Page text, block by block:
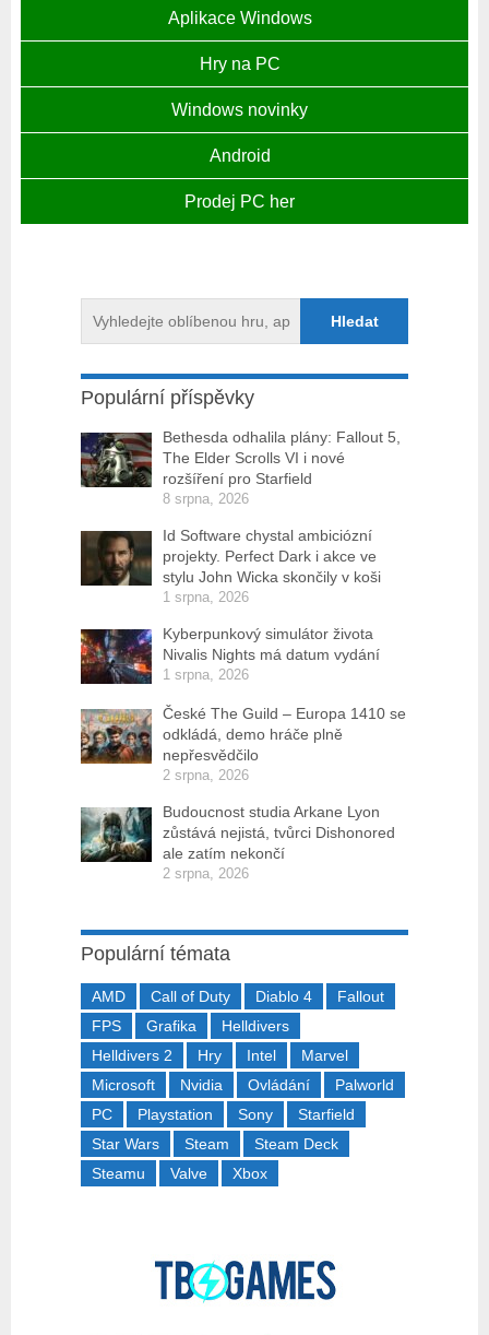
Aplikace Windows
Hry na PC
Windows novinky
Android
Prodej PC her
Populární příspěvky
Bethesda odhalila plány: Fallout 5,
The Elder Scrolls VI i nové
rozšíření pro Starfield
8 srpna, 2026
Id Software chystal ambiciózní
projekty. Perfect Dark i akce ve
stylu John Wicka skončily v koši
1 srpna, 2026
Kyberpunkový simulátor života
Nivalis Nights má datum vydání
1 srpna, 2026
České The Guild – Europa 1410 se
odkládá, demo hráče plně
nepřesvědčilo
2 srpna, 2026
Budoucnost studia Arkane Lyon
zůstává nejistá, tvůrci Dishonored
ale zatím nekončí
2 srpna, 2026
Populární témata
AMD Call of Duty Diablo 4
Fallout
FPS
Grafika
Helldivers
Helldivers 2
Hry Intel
Marvel
Microsoft
Nvidia Ovládání
Palworld
PC
Playstation Sony
Starfield
Star Wars
Steam
Steam Deck
Steamu
Valve Xbox